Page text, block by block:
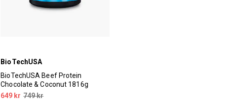
BioTechUSA
BioTechUSA Beef Protein
Chocolate & Coconut 1816g
649 kr 749 kr